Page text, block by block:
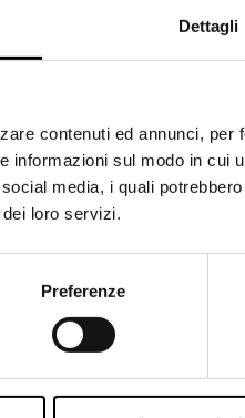
Dettagli
contenuti ed annunci,
informazioni sul modo in
media, i quali
loro servizi.
Preferenze
SHIPPING TO
The shipping costs and
destination
Join